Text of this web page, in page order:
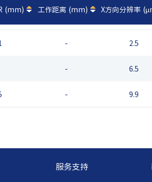
(mm) 工作距离 (mm) X方向分辨率
- 2.5
- 6.5
- 9.9
服务支持